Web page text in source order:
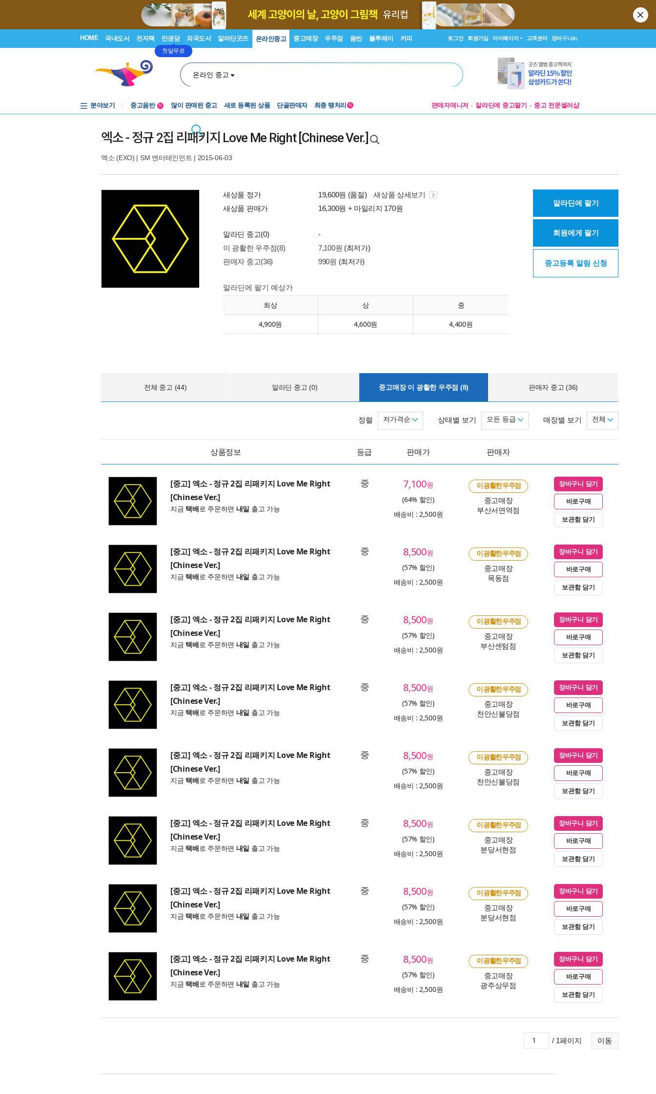
HOME 국내도서 전자책 만권당
첫달무료
외국도서 알라딘굿즈 온라인중고 중고매장 우주점 음반 블루레이 커피 로그인 회원가입 마이페이지 고객센터 장바구니(0)
온라인 중고
분야보기
중고음반
중고음반
N 많이 판매된 중고 새로 등록된 상품 단골판매자 최종 땡처리 N 판매자매니저 알라딘에 중고팔기 중고 전문셀러샵
엑소 - 정규 2집 리패키지 Love Me Right [Chinese Ver.]
엑소 (EXO) | SM 엔터테인먼트 | 2015-06-03
새상품 정가 19,600원 (품절)
새상품 상세보기
새상품 판매가
16,300원 + 마일리지 170원
알라딘 중고(0)
-
이 광활한 우주점(8)
7,100원 (최저가)
판매자 중고(36)
990원 (최저가)
알라딘에 팔기 예상가
최상 상 중
4,900원 4,600원 4,400원
알라딘에 팔기
회원에게 팔기
중고등록 알림 신청
전체 중고 (44) 알라딘 중고 (0) 중고매장 이 광활한 우주점 (8) 판매자 중고 (36)
매장별 보기 전체
상태별 보기 모든 등급
정렬 저가격순
상품정보 등급 판매가 판매자
[중고] 엑소 - 정규 2집 리패키지 Love Me Right
[Chinese Ver.]
지금 택배로 주문하면 내일 출고 가능
중 7,100원
(64% 할인)
배송비 : 2,500원
이 광활한 우주점
중고매장
부산서면역점
장바구니 담기
바로구매
보관함 담기
[중고] 엑소 - 정규 2집 리패키지 Love Me Right
[Chinese Ver.]
지금 택배로 주문하면 내일 출고 가능
중 8,500원
(57% 할인)
배송비 : 2,500원
이 광활한 우주점
중고매장
목동점
장바구니 담기
바로구매
보관함 담기
[중고] 엑소 - 정규 2집 리패키지 Love Me Right
[Chinese Ver.]
지금 택배로 주문하면 내일 출고 가능
중 8,500원
(57% 할인)
배송비 : 2,500원
이 광활한 우주점
중고매장
부산센텀점
장바구니 담기
바로구매
보관함 담기
[중고] 엑소 - 정규 2집 리패키지 Love Me Right
[Chinese Ver.]
지금 택배로 주문하면 내일 출고 가능
중 8,500원
(57% 할인)
배송비 : 2,500원
이 광활한 우주점
중고매장
천안신불당점
장바구니 담기
바로구매
보관함 담기
[중고] 엑소 - 정규 2집 리패키지 Love Me Right
[Chinese Ver.]
지금 택배로 주문하면 내일 출고 가능
중 8,500원
(57% 할인)
배송비 : 2,500원
이 광활한 우주점
중고매장
천안신불당점
장바구니 담기
바로구매
보관함 담기
[중고] 엑소 - 정규 2집 리패키지 Love Me Right
[Chinese Ver.]
지금 택배로 주문하면 내일 출고 가능
중 8,500원
(57% 할인)
배송비 : 2,500원
이 광활한 우주점
중고매장
분당서현점
장바구니 담기
바로구매
보관함 담기
[중고] 엑소 - 정규 2집 리패키지 Love Me Right
[Chinese Ver.]
지금 택배로 주문하면 내일 출고 가능
중 8,500원
(57% 할인)
배송비 : 2,500원
이 광활한 우주점
중고매장
분당서현점
장바구니 담기
바로구매
보관함 담기
[중고] 엑소 - 정규 2집 리패키지 Love Me Right
[Chinese Ver.]
지금 택배로 주문하면 내일 출고 가능
중 8,500원
(57% 할인)
배송비 : 2,500원
이 광활한 우주점
중고매장
광주상무점
장바구니 담기
바로구매
보관함 담기
이동
/ 1페이지